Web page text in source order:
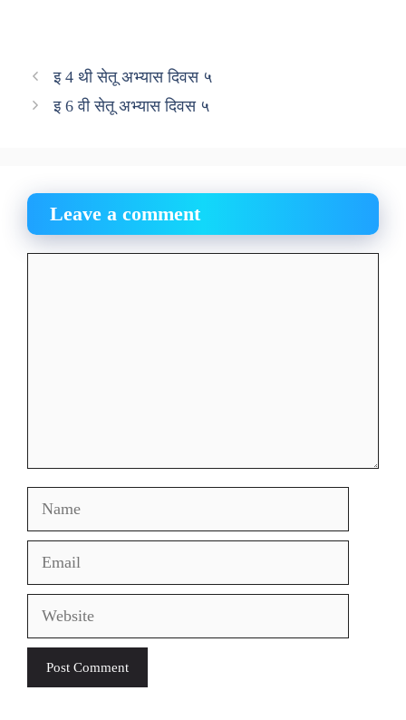
इ 4 थी सेतू अभ्यास दिवस ५
इ 6 वी सेतू अभ्यास दिवस ५
Leave a comment
Name
Email
Website